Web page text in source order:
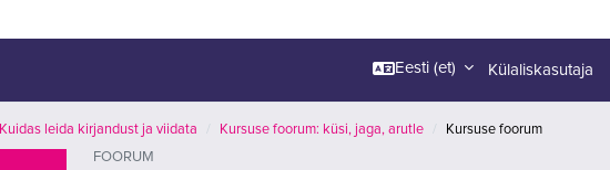
Eesti ‎(et)‎ Külaliskasutaja
Kuidas leida kirjandust ja viidata Kursuse foorum: küsi, jaga, arutle
Kursuse foorum
FOORUM